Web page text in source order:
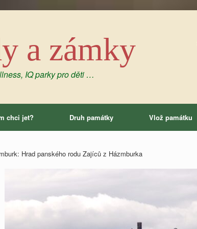
a zámky
IQ parky pro děti …
chci jet? Druh památky Vlož památku
Hrad panského rodu Zajíců z Házmburka